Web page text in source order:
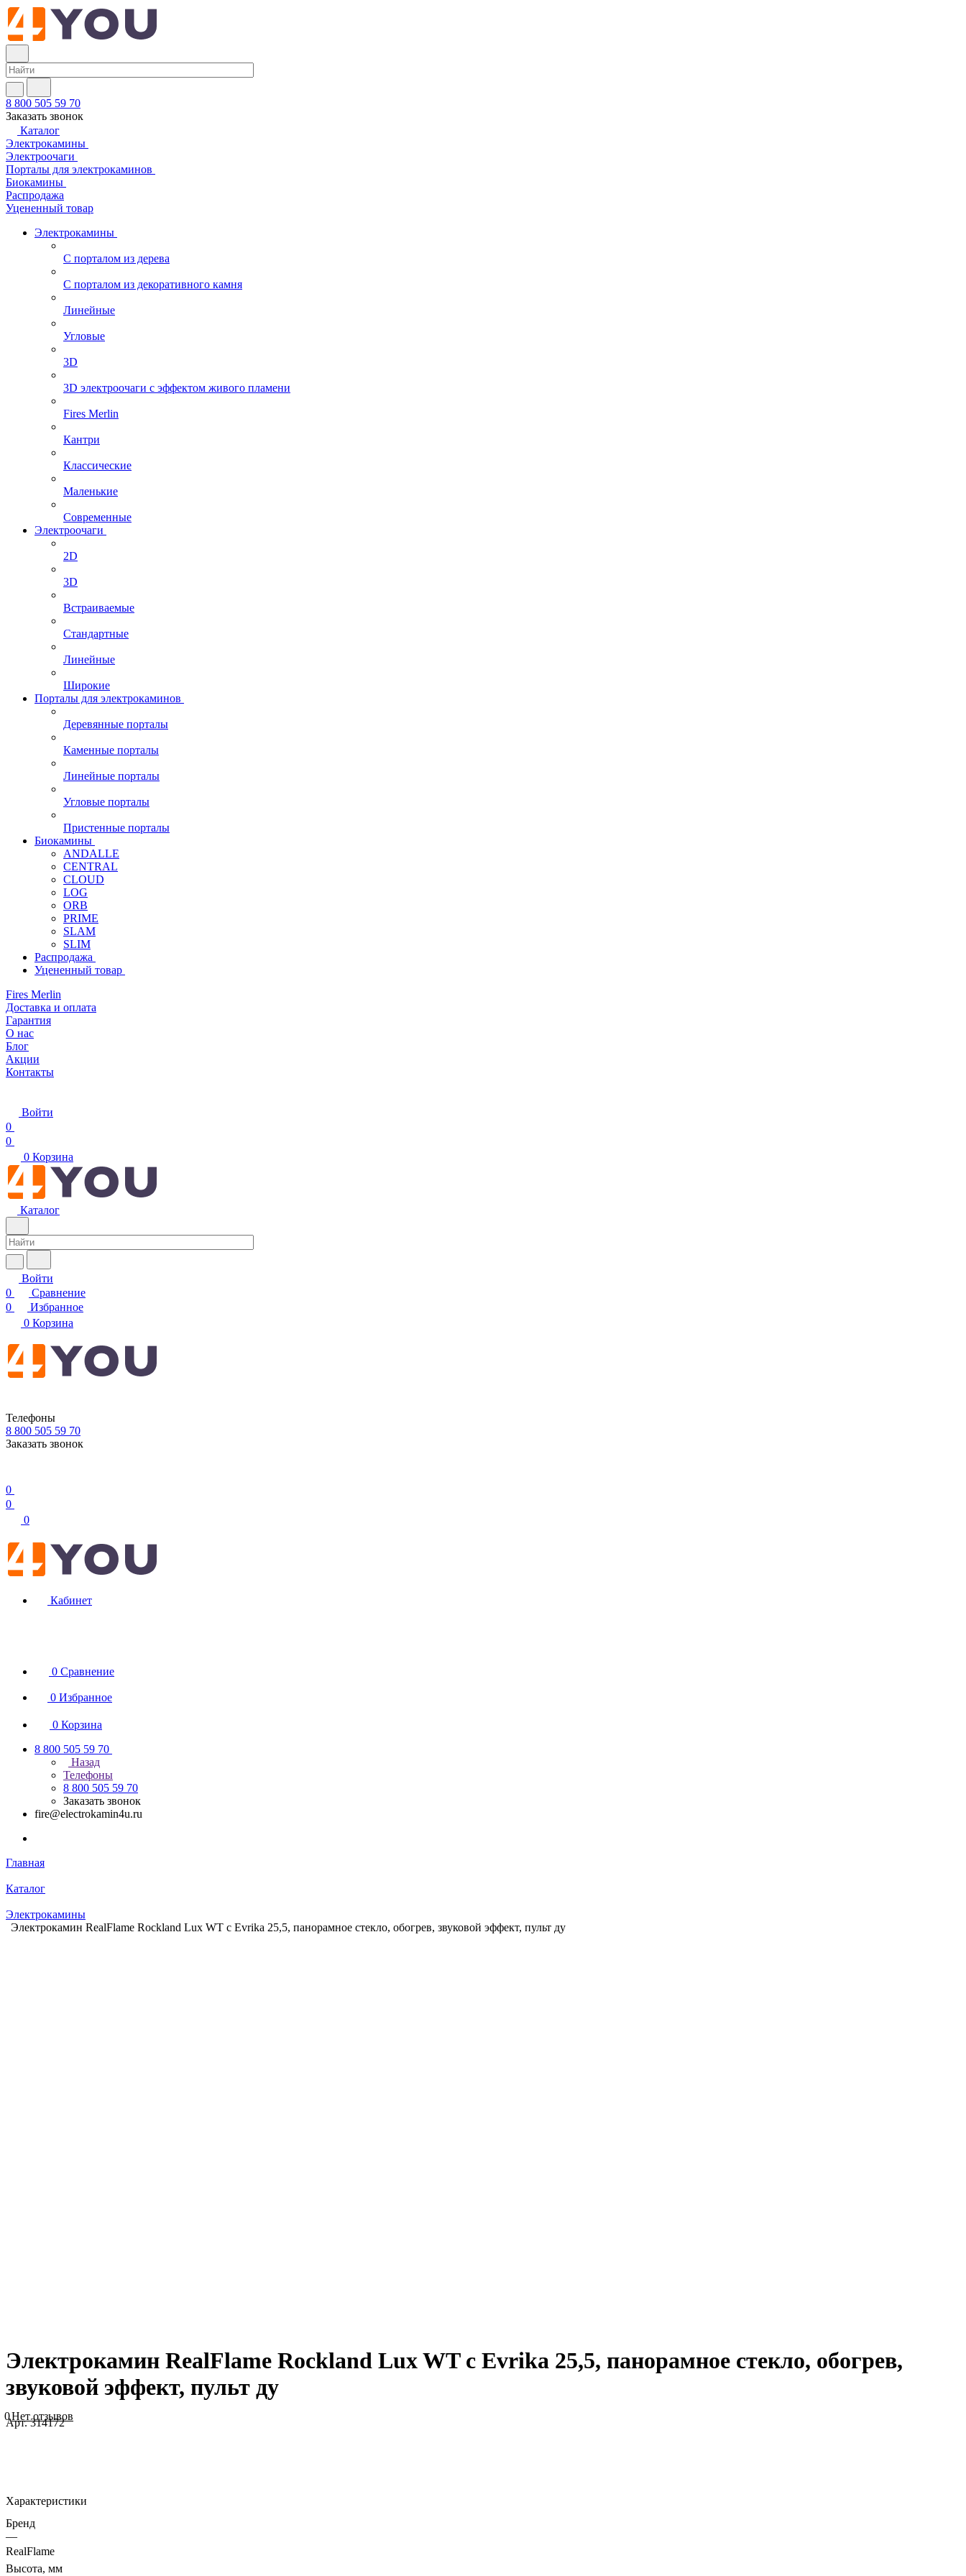
8 800 505 59 70
Заказать звонок
Каталог
Электрокамины
Электроочаги
Порталы для электрокаминов
Биокамины
Распродажа
Уцененный товар
Электрокамины
С порталом из дерева
С порталом из декоративного камня
Линейные
Угловые
3D
3D электроочаги с эффектом живого пламени
Fires Merlin
Кантри
Классические
Маленькие
Современные
Электроочаги
2D
3D
Встраиваемые
Стандартные
Линейные
Широкие
Порталы для электрокаминов
Деревянные порталы
Каменные порталы
Линейные порталы
Угловые порталы
Пристенные порталы
Биокамины
ANDALLE
CENTRAL
CLOUD
LOG
ORB
PRIME
SLAM
SLIM
Распродажа
Уцененный товар
Fires Merlin
Доставка и оплата
Гарантия
О нас
Блог
Акции
Контакты
Войти
0
0
0 Корзина
Каталог
Войти
0
Сравнение
0
Избранное
0 Корзина
Телефоны
8 800 505 59 70
Заказать звонок
0
0
0
Кабинет
0 Сравнение
0 Избранное
0 Корзина
8 800 505 59 70
Назад
Телефоны
8 800 505 59 70
Заказать звонок
fire@electrokamin4u.ru
Главная
Каталог
Электрокамины
Электрокамин RealFlame Rockland Lux WT с Evrika 25,5, панорамное стекло, обогрев, звуковой эффект, пульт ду
Электрокамин RealFlame Rockland Lux WT с Evrika 25,5, панорамное стекло, обогрев,
звуковой эффект, пульт ду
0Нет отзывов
Арт.314172
Характеристики
Бренд
—
RealFlame
Высота, мм